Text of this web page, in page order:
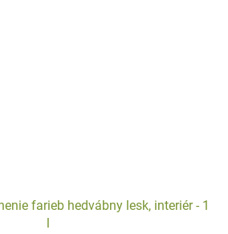
farieb hedvábny lesk, interiér - 1